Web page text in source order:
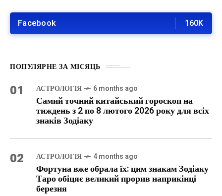
Facebook 160K
ПОПУЛЯРНЕ ЗА МІСЯЦЬ
01 АСТРОЛОГІЯ 6 months ago
Самий точний китайський гороскоп на
тиждень з 2 по 8 лютого 2026 року для всіх
знаків Зодіаку
02 АСТРОЛОГІЯ 4 months ago
Фортуна вже обрала їх: цим знакам Зодіаку
Таро обіцяє великий прорив наприкінці
березня